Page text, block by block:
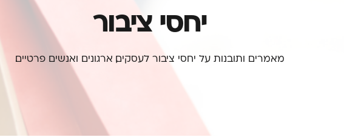
יחסי ציבור
מאמרים ותובנות על יחסי ציבור לעסקים, ארגונים ואנשים פרטיים.